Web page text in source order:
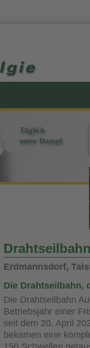
Täglich
unter Dampf
Erdmannsdorf,
Die Drahtseilbahn,
Die Drahtseilbahn
Betriebsjahr einer
seit dem 20. April
bekamen eine